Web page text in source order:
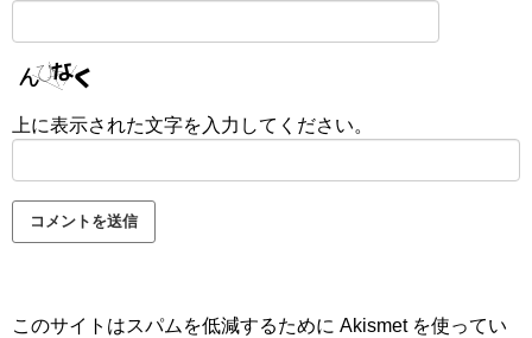
上に表示された文字を入力してください。
このサイトはスパムを低減するために Akismet を使ってい